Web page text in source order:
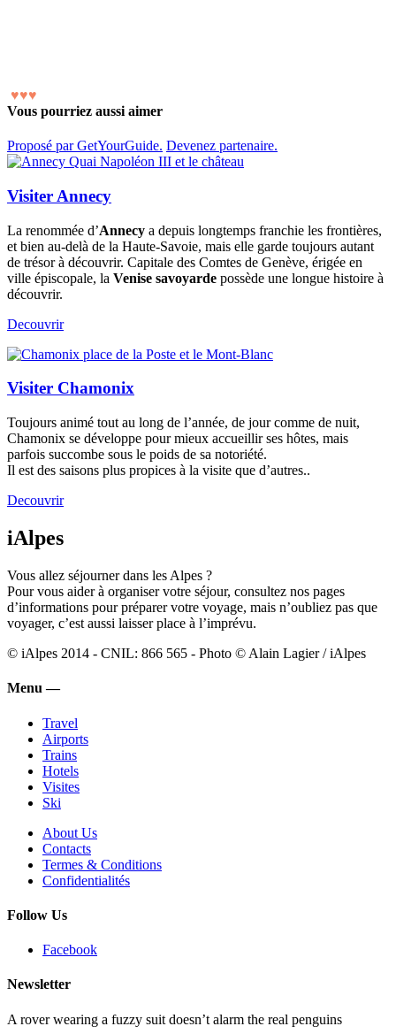
♥♥♥
Vous pourriez aussi aimer
Proposé par GetYourGuide. Devenez partenaire.
Visiter Annecy
La renommée d’Annecy a depuis longtemps franchie les frontières,
et bien au-delà de la Haute-Savoie, mais elle garde toujours autant
de trésor à découvrir. Capitale des Comtes de Genève, érigée en
ville épiscopale, la Venise savoyarde possède une longue histoire à
découvrir.
Decouvrir
Visiter Chamonix
Toujours animé tout au long de l’année, de jour comme de nuit,
Chamonix se développe pour mieux accueillir ses hôtes, mais
parfois succombe sous le poids de sa notoriété.
Il est des saisons plus propices à la visite que d’autres..
Decouvrir
iAlpes
Vous allez séjourner dans les Alpes ?
Pour vous aider à organiser votre séjour, consultez nos pages
d’informations pour préparer votre voyage, mais n’oubliez pas que
voyager, c’est aussi laisser place à l’imprévu.
© iAlpes 2014 - CNIL: 866 565 - Photo © Alain Lagier / iAlpes
Menu —
Travel
Airports
Trains
Hotels
Visites
Ski
About Us
Contacts
Termes & Conditions
Confidentialités
Follow Us
Facebook
Newsletter
A rover wearing a fuzzy suit doesn’t alarm the real penguins